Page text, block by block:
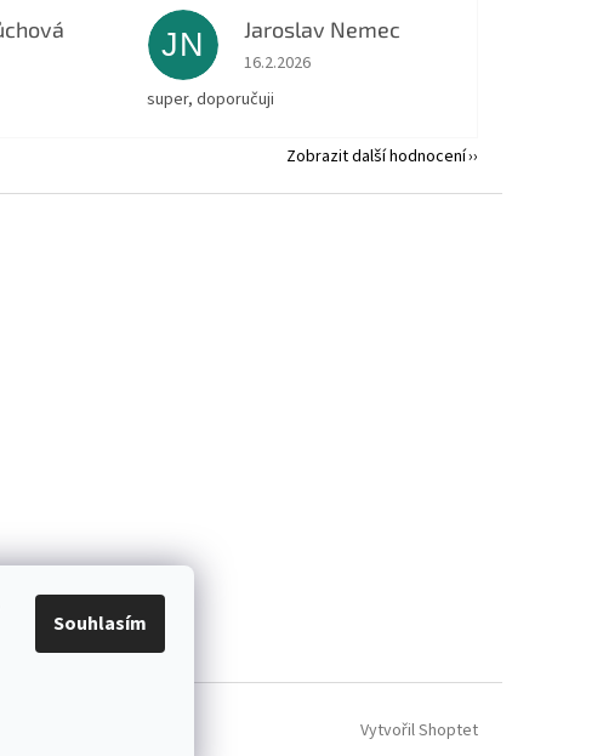
Souhlasím
je 5 z 5 hvězdiček.
JN Jaroslav Nemec
Hodnocení obchodu je 5 z 5 hvězdiček.
16.2.2026
super, doporučuji
Zobrazit další hodnocení
Vytvořil Shoptet